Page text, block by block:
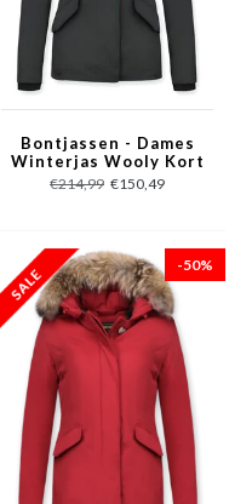
Bontjassen - Dames
Winterjas Wooly Kort
- Grote Bontkraag -
Zwart
€214,99 €150,49
-50%